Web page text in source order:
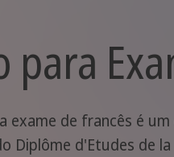
exame de francês é
Diplôme d'Etudes de la